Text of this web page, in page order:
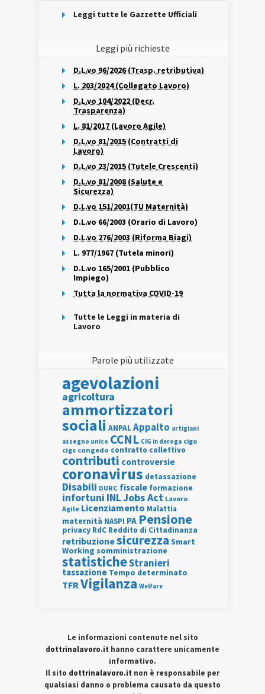
Leggi tutte le Gazzette Ufficiali
Leggi più richieste
D.L.vo 96/2026 (Trasp. retributiva)
L. 203/2024 (Collegato Lavoro)
D.L.vo 104/2022 (Decr.
Trasparenza)
L. 81/2017 (Lavoro Agile)
D.L.vo 81/2015 (Contratti di
Lavoro)
D.L.vo 23/2015 (Tutele Crescenti)
D.L.vo 81/2008 (Salute e
Sicurezza)
D.L.vo 151/2001(TU Maternità)
D.L.vo 66/2003 (Orario di Lavoro)
D.L.vo 276/2003 (Riforma Biagi)
L. 977/1967 (Tutela minori)
D.L.vo 165/2001 (Pubblico
Impiego)
Tutta la normativa COVID-19
Tutte le Leggi in materia di
Lavoro
Parole più utilizzate
agevolazioni
agricoltura
ammortizzatori
sociali ANPALAppalto artigiani
assegno unico CCNL CIG in deroga cigo
cigs congedo contratto collettivo
contributi controversie
coronavirus detassazione
Disabili DURC fiscale formazione
infortuni INLJobs Act Lavoro
Agile Licenziamento Malattia
maternità NASPI PA Pensione
privacy RdC Reddito di Cittadinanza
retribuzionesicurezza Smart
Working somministrazione
statisticheStranieri
tassazione Tempo determinato
TFR Vigilanza Welfare
Le informazioni contenute nel sito
dottrinalavoro.it hanno carattere unicamente
informativo.
Il sito dottrinalavoro.it non è responsabile per
qualsiasi danno o problema causato da questo